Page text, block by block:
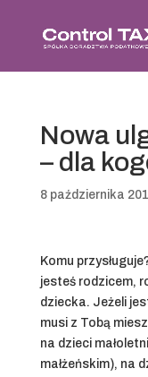
Nowa
– dla
8 października
Komu
jesteś rodzicem,
dziecka. Jeżeli
musi z Tobą
na dzieci
małżeńskim), na